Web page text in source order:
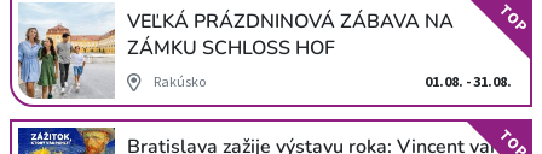
VEĽKÁ PRÁZDNINOVÁ ZÁBAVA NA
ZÁMKU SCHLOSS HOF
Rakúsko 01.08. - 31.08.
TOP
Bratislava zažije výstavu roka: Vincent vanTOP